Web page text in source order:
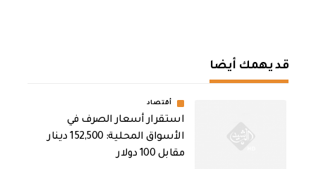
قد يهمك أيضا
أقتصاد
استقرار أسعار الصرف في
الأسواق المحلية: 152,500 دينار
مقابل 100 دولار